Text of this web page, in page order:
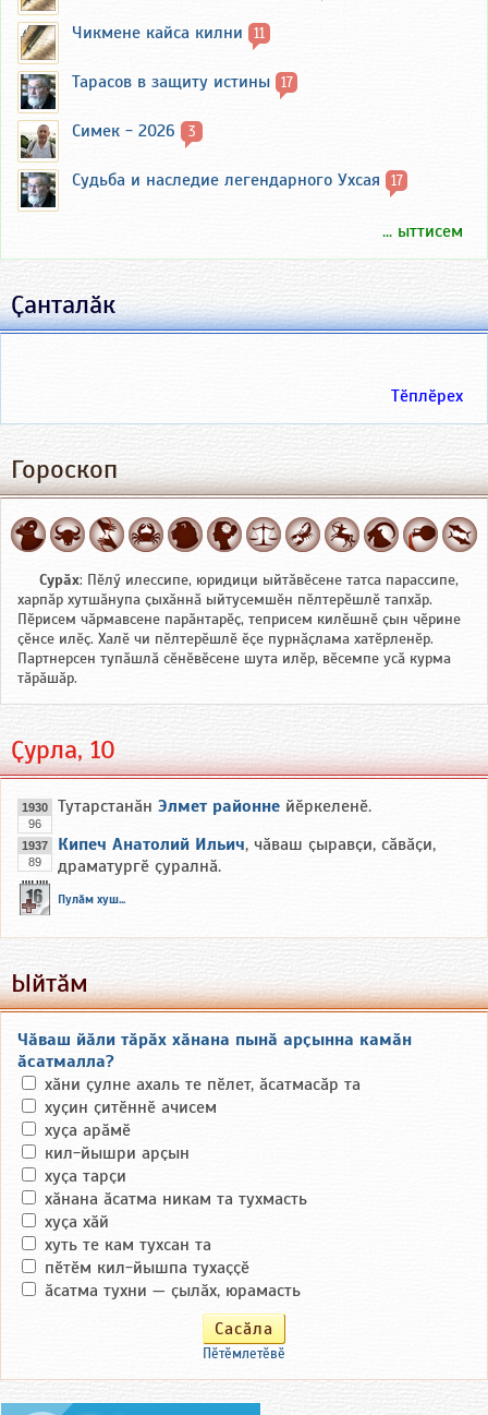
Чикмене кайса килни 11
Тарасов в защиту истины 17
Симек - 2026 3
Судьба и наследие легендарного Ухсая 17
... ыттисем
Ҫанталӑк
Тӗплӗрех
Гороскоп
Сурӑх: Пӗлӳ илессипе, юридици ыйтӑвӗсене татса парассипе,
харпӑр хутшӑнупа ҫыхӑннӑ ыйтусемшӗн пӗлтерӗшлӗ тапхӑр.
Пӗрисем чӑрмавсене парӑнтарӗҫ, теприсем килӗшнӗ ҫын чӗрине
ҫӗнсе илӗҫ. Халӗ чи пӗлтерӗшлӗ ӗҫе пурнӑҫлама хатӗрленӗр.
Партнерсен тупӑшлӑ сӗнӗвӗсене шута илӗр, вӗсемпе усӑ курма
тӑрӑшӑр.
Ҫурла, 10
1930
96
Тутарстанӑн Элмет районне йӗркеленӗ.
1937
89
Кипеч Анатолий Ильич, чӑваш ҫыравҫи, сӑвӑҫи,
драматургӗ ҫуралнӑ.
Пулӑм хуш...
Ыйтӑм
Чӑваш йӑли тӑрӑх хӑнана пынӑ арҫынна камӑн
ӑсатмалла?
хӑни ҫулне ахаль те пӗлет, ӑсатмасӑр та
хуҫин ҫитӗннӗ ачисем
хуҫа арӑмӗ
кил-йышри арҫын
хуҫа тарҫи
хӑнана ӑсатма никам та тухмасть
хуҫа хӑй
хуть те кам тухсан та
пӗтӗм кил-йышпа тухаҫҫӗ
ӑсатма тухни — ҫылӑх, юрамасть
Пӗтӗмлетӗвӗ